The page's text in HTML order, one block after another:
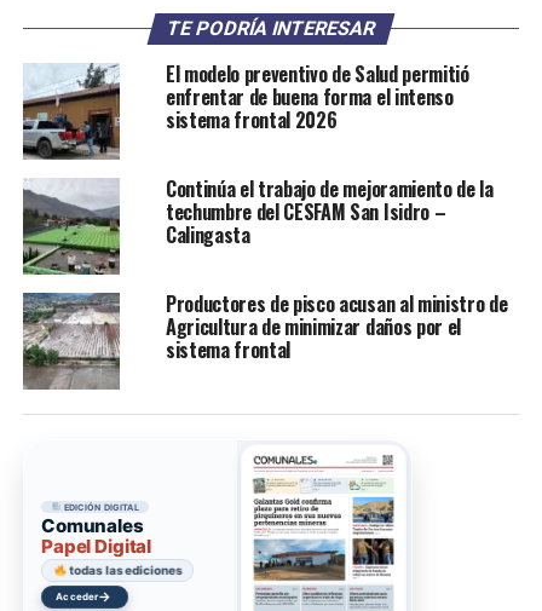
TE PODRÍA INTERESAR
El modelo preventivo de Salud permitió
enfrentar de buena forma el intenso
sistema frontal 2026
Continúa el trabajo de mejoramiento de la
techumbre del CESFAM San Isidro –
Calingasta
Productores de pisco acusan al ministro de
Agricultura de minimizar daños por el
sistema frontal
EDICIÓN DIGITAL
Comunales
Papel Digital
todas las ediciones
Acceder→